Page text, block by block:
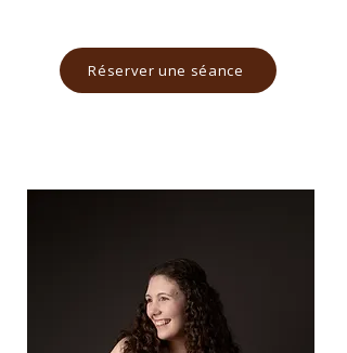
Réserver une séance